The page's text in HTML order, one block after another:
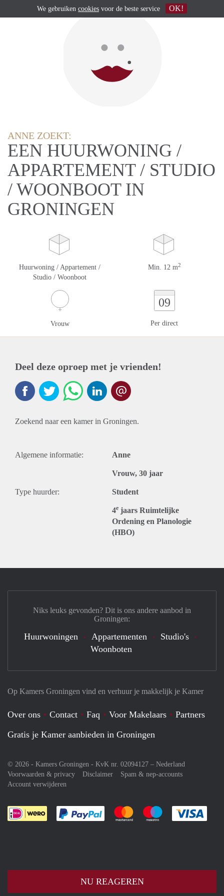
ANNE ZOEKT:
EEN HUURWONING /
APPARTEMENT / STUDIO
/ WOONBOOT IN
GRONINGEN
Huurwoning / Appartement /
Studio / Woonboot
Min. 12 m2
Vrouw
09
Per direct
Deel deze oproep met je vrienden!
Zoekend naar een kamer in Groningen.
Algemene informatie: Anne
Vrouw, 30 jaar
Type huurder: Student
4e jaars Ruimtelijke
Ordening en Planologie
(HBO)
NU REAGEREN
Op Kamers Groningen vind en verhuur je makkelijk je Kamer
Over ons Contact Faq Voor Makelaars
Partners
Gratis je Kamer aanbieden in Groningen
© 2026 - Kamers Groningen - KvK nr. 02094127 – Nederland
Voorwaarden & privacy
Disclaimer
Spam & nep-accounts
Account verwijderen
Je rekent gemakkelijk af met Paypal
Je rekent gemakkelijk af met
Je rekent
Niks leuks gevonden? Dit is ons andere aanbod in
Groningen:
Huurwoningen Appartementen
Studio's
Woonboten
We gebruiken cookies voor de beste service OK!